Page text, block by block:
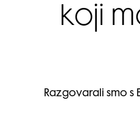
koji
Razgovarali smo